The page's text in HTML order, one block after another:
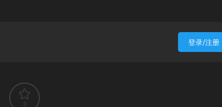
登录/注册
3